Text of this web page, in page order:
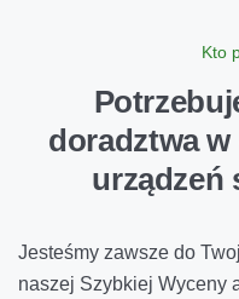
Kto
doradztwaw
urządzeń
Jesteśmy zawsze do
naszej Szybkiej Wyceny